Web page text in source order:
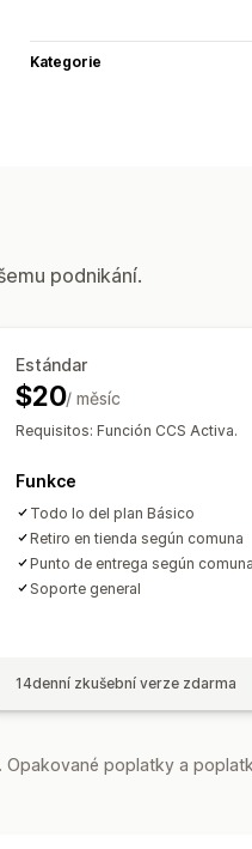
Kategorie
podnikání.
Estándar
$20/ měsíc
Requisitos: Función CCS Activa.
Funkce
Todo lo del plan Básico
Retiro en tienda según comuna
Punto de entrega según comuna
Soporte general
14denní zkušební verze zdarma
Opakované poplatky a